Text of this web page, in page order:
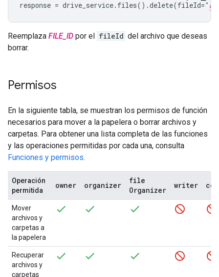
response = drive_service. files() .delete(fileId="
Reemplaza FILE_ID por el fileId del archivo que deseas
borrar.
Permisos
En la siguiente tabla, se muestran los permisos de función
necesarios para mover a la papelera o borrar archivos y
carpetas. Para obtener una lista completa de las funciones
y las operaciones permitidas por cada una, consulta
Funciones y permisos.
Operación
permitida
owner organizer
file
Organizer
writer
Mover
archivos y
carpetas a
la papelera
Recuperar
archivos y
carpetas